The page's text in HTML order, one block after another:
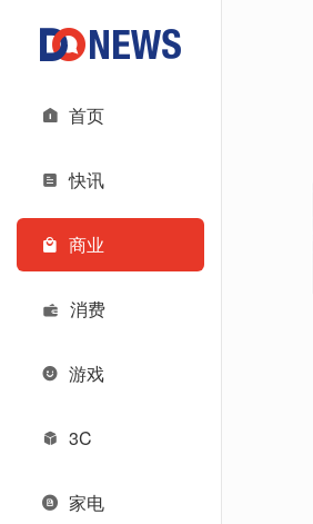
首页
快讯
商业
消费
游戏
3C
家电